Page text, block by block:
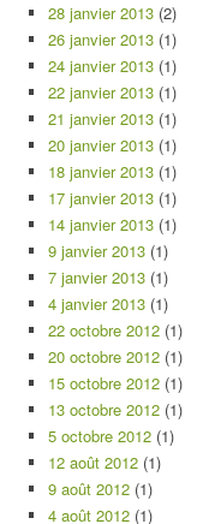
28 janvier 2013 (2)
26 janvier 2013 (1)
24 janvier 2013 (1)
22 janvier 2013 (1)
21 janvier 2013 (1)
20 janvier 2013 (1)
18 janvier 2013 (1)
17 janvier 2013 (1)
14 janvier 2013 (1)
9 janvier 2013 (1)
7 janvier 2013 (1)
4 janvier 2013 (1)
22 octobre 2012 (1)
20 octobre 2012 (1)
15 octobre 2012 (1)
13 octobre 2012 (1)
5 octobre 2012 (1)
12 août 2012 (1)
9 août 2012 (1)
4 août 2012 (1)